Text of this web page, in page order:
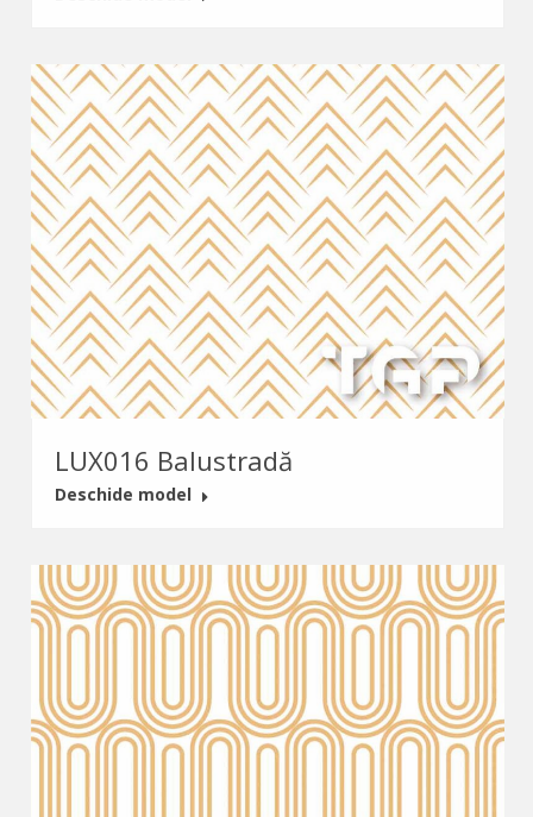
LUX016 Balustradă
Deschide model